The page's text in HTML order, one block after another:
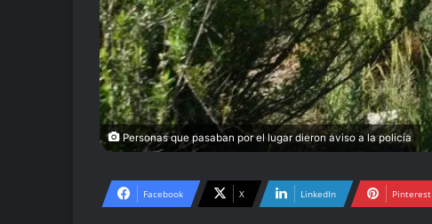
Personas que pasaban por el lugar dieron aviso a la policía
Facebook X LinkedIn Pinterest